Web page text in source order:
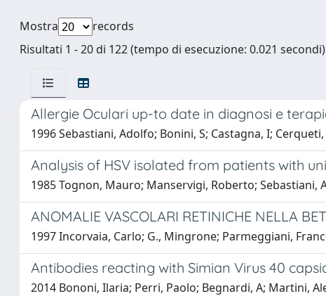
Mostra
records
Risultati 1 - 20 di 122 (tempo di esecuzione: 0.021
Allergie Oculari up-to date in diagnosi e
1996 Sebastiani, Adolfo; Bonini, S; Castagna, I;
Analysis of HSV isolated from patients with
1985 Tognon, Mauro; Manservigi, Roberto; Sebastiani,
ANOMALIE VASCOLARI RETINICHE NELLA
1997 Incorvaia, Carlo; G., Mingrone; Parmeggiani,
Antibodies reacting with Simian Virus 40
2014 Bononi, Ilaria; Perri, Paolo; Begnardi, A; Martini,